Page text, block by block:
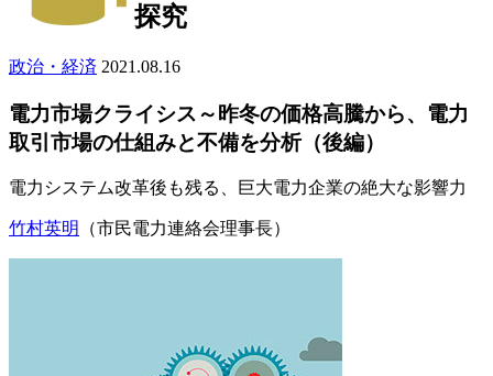
探究
政治・経済 2021.08.16
電力市場クライシス～昨冬の価格高騰から、電力
取引市場の仕組みと不備を分析（後編）
電力システム改革後も残る、巨大電力企業の絶大な影響力
竹村英明 （市民電力連絡会理事長）